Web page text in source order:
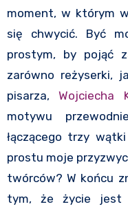
moment, w którym
się chwycić. Być
prostym, by pojąć
zarówno reżyserki,
pisarza,Wojciecha
motywu
łączącego trzy
prostu moje
twórców? W końcu
tym, że życie jest